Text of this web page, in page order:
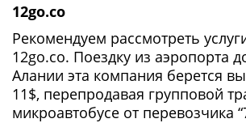
12go.co
Рекомендуем рассмотреть
12go.co. Поездку из аэропорта
Алании эта компания берется
11$, перепродавая групповой
микроавтобусе от перевозчика